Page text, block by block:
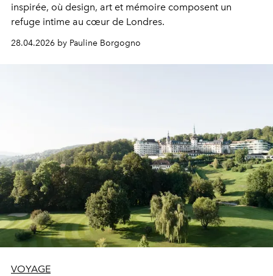
inspirée, où design, art et mémoire composent un
refuge intime au cœur de Londres.
28.04.2026 by Pauline Borgogno
VOYAGE